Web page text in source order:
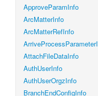
ApproveParamInfo
ArcMatterInfo
ArcMatterRefInfo
AttachFileDataInfo
AuthUserInfo
AuthUserOrgzInfo
BranchEndConfigInfo